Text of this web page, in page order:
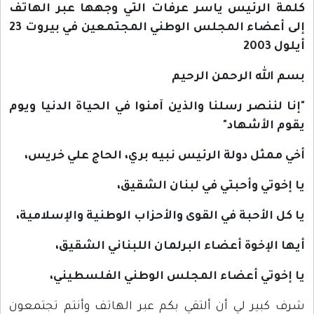
كلمة الرئيس ياسر عرفات التي وجهها عبر الهاتف
إلى أعضاء المجلس الوطني المجتمعين في بيروت 23
أيلول 2003
بسم الله الرحمن الرحيم
"إنا لننصر رسلنا والذين آمنوا في الحياة الدنيا ويوم
يقوم الأشهاد"
أخي ممثل دولة الرئيس نبيه بري، الحاج علي خريس،
يا إخوتي وأحبتي في لبنان الشقيق،
يا كل الأحبة في القوى والأحزاب الوطنية والإسلامية،
أيها الإخوة أعضاء البرلمان اللبناني الشقيق،
يا إخوتي أعضاء المجلس الوطني الفلسطيني،
شرف كبير لي أن ألتقي بكم عبر الهاتف وأنتم تجتمعون